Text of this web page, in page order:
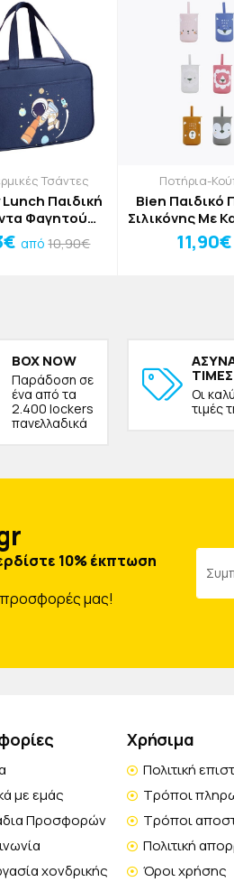
Τσάντες
Παιδική
Φαγητού
από10,90€
Ποτήρια-
Bien Παιδικό
Σιλικόνης Με
Ροζ Λιοντάρι
11,90€
BOX NOW
Παράδοση σε
ένα από τα
2.400 lockers
πανελλαδικά
ΤΙΜΕΣ
Οι
τιμές
10% έκπτωση
προσφορές μας!
με εμάς
Προσφορών
χονδρικής
Χρήσιμα
Πολιτική
Τρόποι
Τρόποι
Πολιτική
Όροι χρήσης